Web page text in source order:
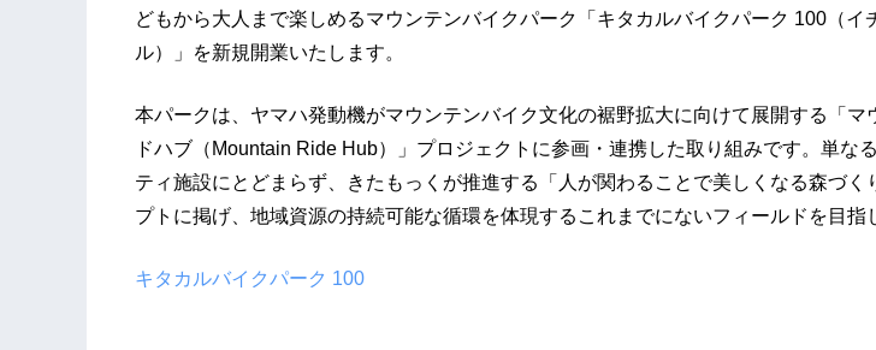
どもから大人まで楽しめるマウンテンバイクパーク「キタカルバイクパーク 100（イ
ル）」を新規開業いたします。
本パークは、ヤマハ発動機がマウンテンバイク文化の裾野拡大に向けて展開する「マ
ドハブ（Mountain Ride Hub）」プロジェクトに参画・連携した取り組みです。単な
ティ施設にとどまらず、きたもっくが推進する「人が関わることで美しくなる森づく
プトに掲げ、地域資源の持続可能な循環を体現するこれまでにないフィールドを目指
キタカルバイクパーク 100